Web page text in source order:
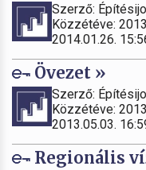
Szerző:
Közzétéve:
2014.01.26.
Övezet »
Szerző:
Közzétéve:
2013.05.03.
Regionális